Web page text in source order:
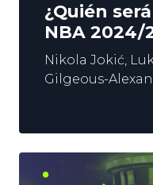
¿Quién
NBA 2024/
Nikola Jokić,
Gilgeous-
final de
NBA.
las cuotas que